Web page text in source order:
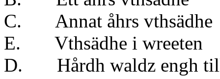
C. Annat åhrs
E. Vthsädhe i
D. Hårdh waldz